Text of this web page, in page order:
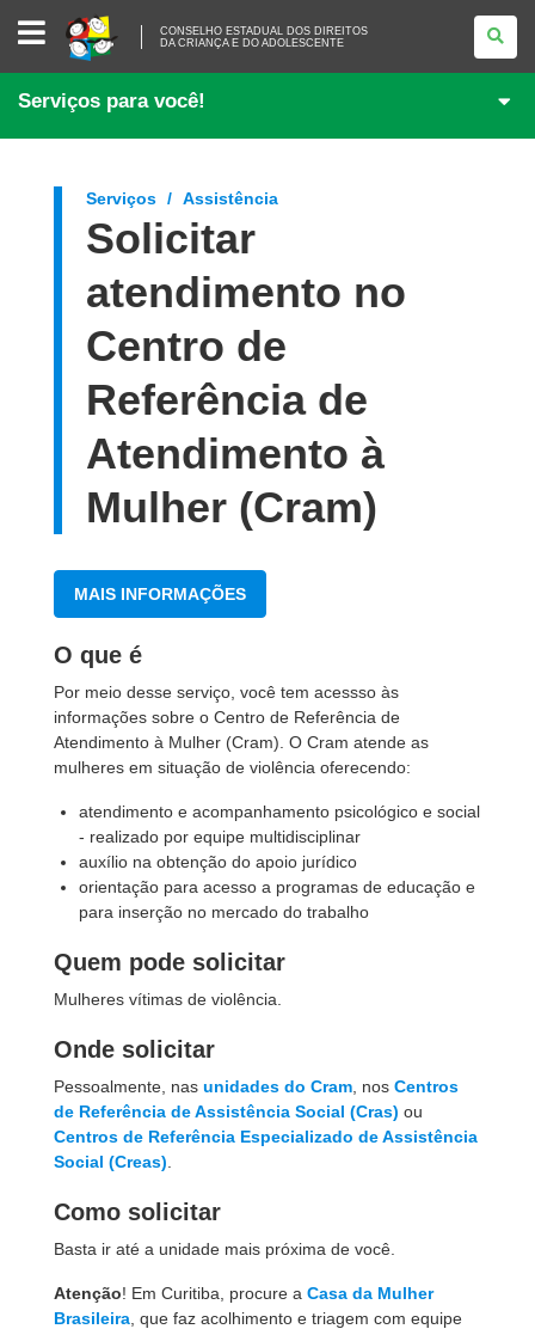
CONSELHO
ESTADUAL
DOS
DIREITOS
CRIANÇA
DO
CONSELHO ESTADUAL DOS DIREITOS
DA CRIANÇA E DO ADOLESCENTE
Serviços para você!
Serviços Assistência
Solicitar
atendimento no
Centro de
Referência de
Atendimento à
Mulher (Cram)
MAIS INFORMAÇÕES
O que é
Por meio desse serviço, você tem acessso às
informações sobre o Centro de Referência de
Atendimento à Mulher (Cram). O Cram atende as
mulheres em situação de violência oferecendo:
atendimento e acompanhamento psicológico e social
- realizado por equipe multidisciplinar
auxílio na obtenção do apoio jurídico
orientação para acesso a programas de educação e
para inserção no mercado do trabalho
Quem pode solicitar
Mulheres vítimas de violência.
Onde solicitar
Pessoalmente, nas unidades do Cram , nos Centros
de Referência de Assistência Social (Cras) ou
Centros de Referência Especializado de Assistência
Social (Creas)
Como solicitar
Basta ir até a unidade mais próxima de você.
Atenção! Em Curitiba, procure a Casa da Mulher
Brasileira , que faz acolhimento e triagem com equipe